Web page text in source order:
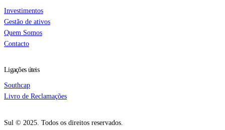
Investimentos
Gestão de ativos
Quem Somos
Contacto
Ligações úteis
Southcap
Livro de Reclamações
Sul © 2025. Todos os direitos reservados.